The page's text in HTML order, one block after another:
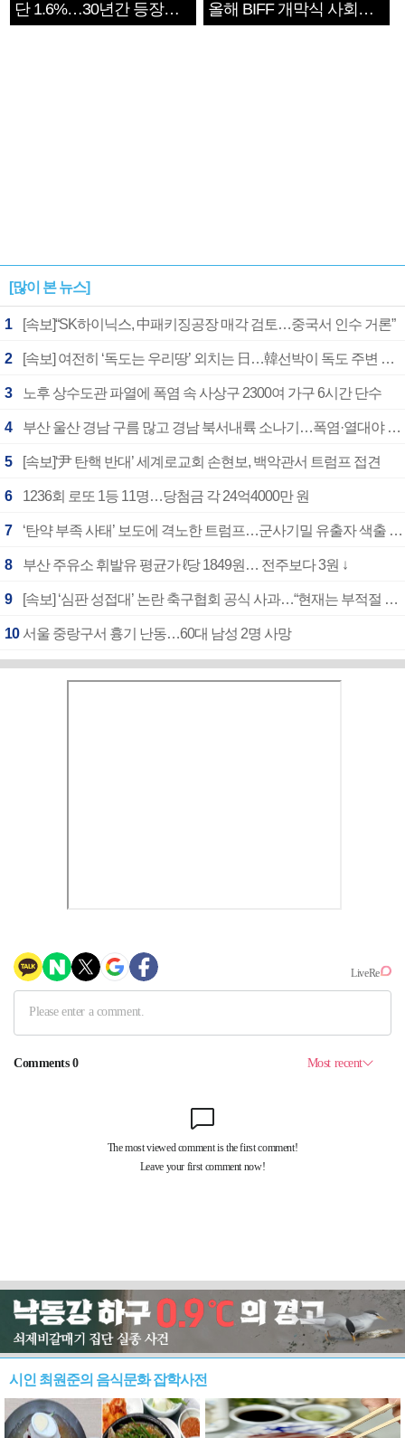
단 1.6%…30년간 등장
1182개팀 전수조사
올해 BIFF 개막식 사회자
확정
[많이 본 뉴스]
1 [속보]“SK하이닉스, 中패키징공장 매각 검토…중국서 인수 거론”
2 [속보] 여전히 ‘독도는 우리땅’ 외치는 日…韓선박이 독도 주변 해양조사 활동하자 반발
3 노후 상수도관 파열에 폭염 속 사상구 2300여 가구 6시간 단수
4 부산 울산 경남 구름 많고 경남 북서내륙 소나기…폭염·열대야 계속
5 [속보]‘尹 탄핵 반대’ 세계로교회 손현보, 백악관서 트럼프 접견
6 1236회 로또 1등 11명…당첨금 각 24억4000만 원
7 ‘탄약 부족 사태’ 보도에 격노한 트럼프…군사기밀 유출자 색출 지시
8 부산 주유소 휘발유 평균가 ℓ당 1849원… 전주보다 3원 ↓
9 [속보] ‘심판 성접대’ 논란 축구협회 공식 사과…“현재는 부적절 행위 없어”
10 서울 중랑구서 흉기 난동…60대 남성 2명 사망
시인 최원준의 음식문화 잡학사전